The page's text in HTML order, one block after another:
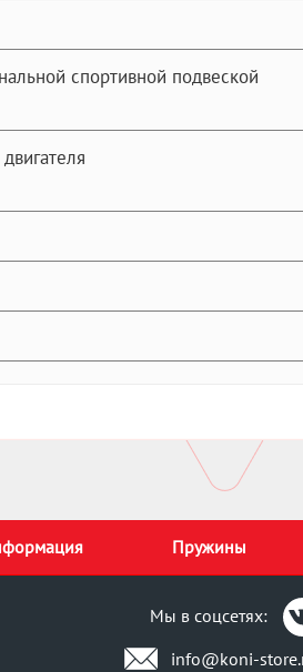
спортивной подвеской
Пружины
Мы в соцсетях:
info@koni-